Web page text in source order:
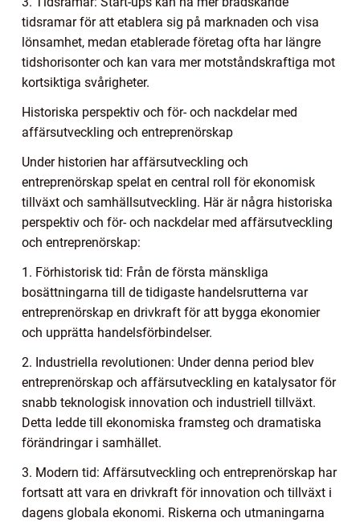
tidsramar för att etablera sig på marknaden och visa
lönsamhet, medan etablerade företag ofta har längre
tidshorisonter och kan vara mer motståndskraftiga mot
kortsiktiga svårigheter.
Historiska perspektiv och för- och nackdelar med
affärsutveckling och entreprenörskap
Under historien har affärsutveckling och
entreprenörskap spelat en central roll för ekonomisk
tillväxt och samhällsutveckling. Här är några historiska
perspektiv och för- och nackdelar med affärsutveckling
och entreprenörskap:
1. Förhistorisk tid: Från de första mänskliga
bosättningarna till de tidigaste handelsrutterna var
entreprenörskap en drivkraft för att bygga ekonomier
och upprätta handelsförbindelser.
2. Industriella revolutionen: Under denna period blev
entreprenörskap och affärsutveckling en katalysator för
snabb teknologisk innovation och industriell tillväxt.
Detta ledde till ekonomiska framsteg och dramatiska
förändringar i samhället.
3. Modern tid: Affärsutveckling och entreprenörskap har
fortsatt att vara en drivkraft för innovation och tillväxt i
dagens globala ekonomi. Riskerna och utmaningarna